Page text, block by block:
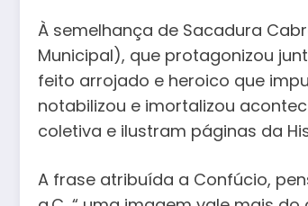
À semelhança de Sacadura
Municipal), que protagonizou
feito arrojado e heroico que
notabilizou e imortalizou
coletiva e ilustram páginas da
A frase atribuída a Confúcio,